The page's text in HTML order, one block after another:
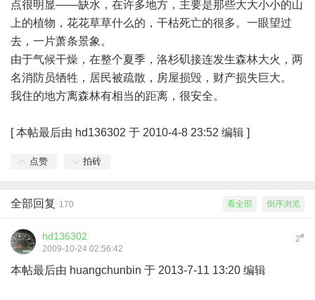
点很明显——缺水，在许多地方，主要是那些大大小小的山
上的植物，花花草草什么的，干枯死亡的很多。一眼望过
去，一片萧条景象。
由于气候干燥，在整个夏季，洛杉矶接连发生森林大火，两
名消防员牺牲，居民被疏散，房屋损毁，财产损失巨大。
我住的地方离森林有相当的距离，很安全。
[本帖最后由 hd136302 于 2010-4-8 23:52 编辑 ]
点赞 拍砖
倒序浏览
看全部
全部回复 170
2#
hd136302
2009-10-24 02:56:42
本帖最后由 huangchunbin 于 2013-7-11 13:20 编辑